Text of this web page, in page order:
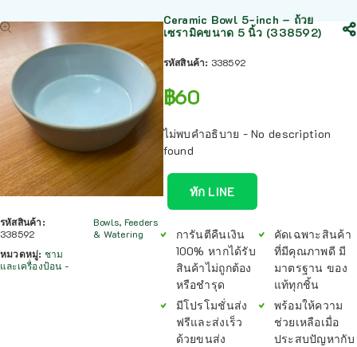
รหัสสินค้า:
338592
หมวดหมู่: ชาม
และเครื่องป้อน -
Bowls, Feeders
& Watering
Ceramic Bowl 5-inch – ถ้วย
เซรามิคขนาด 5 นิ้ว (338592)
รหัสสินค้า: 338592
฿60
ไม่พบคำอธิบาย - No description
found
ทัก LINE
การันตีคืนเงิน
100% หากได้รับ
สินค้าไม่ถูกต้อง
หรือชำรุด
มีโปรโมชั่นส่ง
ฟรีและส่งเร็ว
ด้วยขนส่ง
คัดเฉพาะสินค้า
ที่มีคุณภาพดี มี
มาตรฐาน ของ
แท้ทุกชิ้น
พร้อมให้ความ
ช่วยเหลือเมื่อ
ประสบปัญหากับ